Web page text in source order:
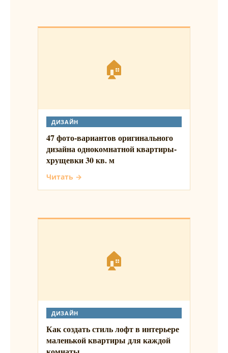
🏠
ДИЗАЙН
47 фото-вариантов оригинального
дизайна однокомнатной квартиры-
хрущевки 30 кв. м
Читать →
🏠
ДИЗАЙН
Как создать стиль лофт в интерьере
маленькой квартиры для каждой